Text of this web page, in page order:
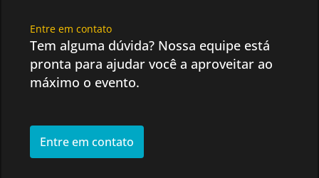
Entre em contato
Tem alguma dúvida? Nossa equipe está
pronta para ajudar você a aproveitar ao
máximo o evento.
Entre em contato